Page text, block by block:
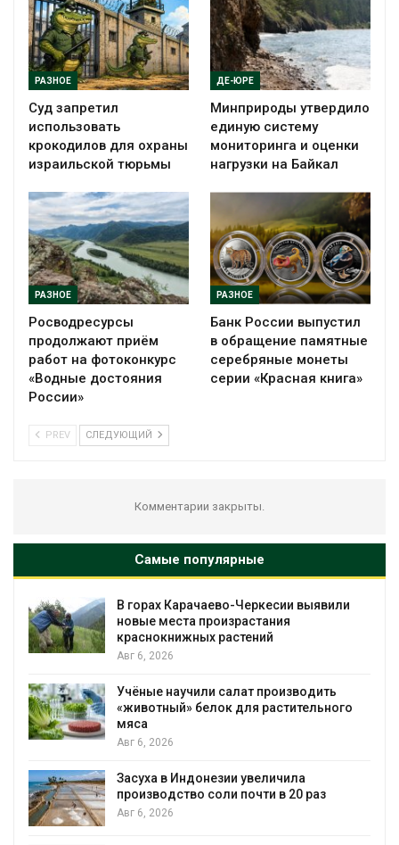
РАЗНОЕ
Суд запретил
использовать
крокодилов для охраны
израильской тюрьмы
ДЕ-ЮРЕ
Минприроды утвердило
единую систему
мониторинга и оценки
нагрузки на Байкал
РАЗНОЕ
Росводресурсы
продолжают приём
работ на фотоконкурс
«Водные достояния
России»
РАЗНОЕ
Банк России выпустил
в обращение памятные
серебряные монеты
серии «Красная книга»
PREV СЛЕДУЮЩИЙ
Комментарии закрыты.
Самые популярные
В горах Карачаево-Черкесии выявили
новые места произрастания
краснокнижных растений
Авг 6, 2026
Учёные научили салат производить
«животный» белок для растительного
мяса
Авг 6, 2026
Засуха в Индонезии увеличила
производство соли почти в 20 раз
Авг 6, 2026